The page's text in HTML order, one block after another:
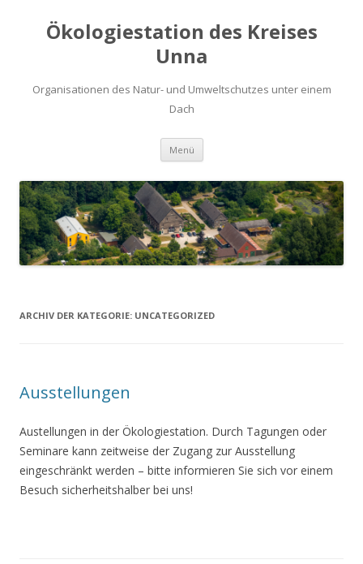
Ökologiestation des Kreises
Unna
Organisationen des Natur- und Umweltschutzes unter einem
Dach
Menü Zum
springen
ARCHIV DER KATEGORIE: UNCATEGORIZED
Ausstellungen
Austellungen in der Ökologiestation. Durch Tagungen oder
Seminare kann zeitweise der Zugang zur Ausstellung
eingeschränkt werden – bitte informieren Sie sich vor einem
Besuch sicherheitshalber bei uns!